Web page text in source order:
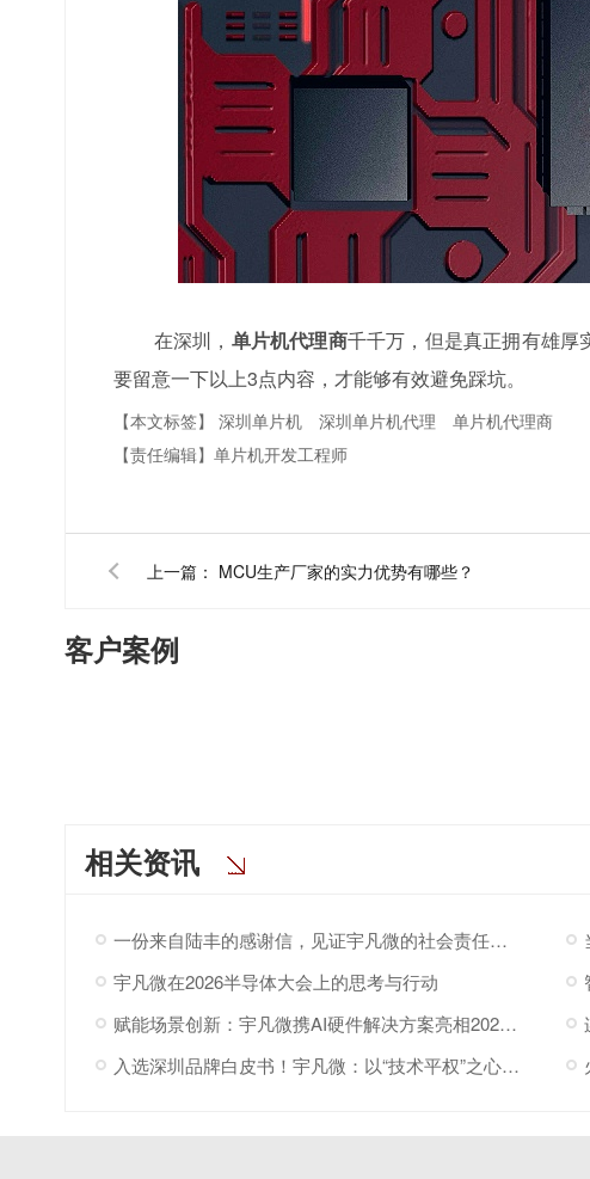
在深圳， 单片机代理商千千万，但是真正拥有雄厚
要留意一下以上3点内容，才能够有效避免踩坑。
【本文标签】深圳单片机 深圳单片机代理
单片机代理商
【责任编辑】单片机开发工程师
上一篇： MCU生产厂家的实力优势有哪些？
客户案例
相关资讯
一份来自陆丰的感谢信，见证宇凡微的社会责任之路
宇凡微在2026半导体大会上的思考与行动
赋能场景创新：宇凡微携AI硬件解决方案亮相2026“深港同心·罗湖创景”场景创新大会!
入选深圳品牌白皮书！宇凡微：以“技术平权”之心，与深圳共赴AI